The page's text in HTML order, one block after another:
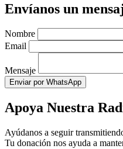
Envíanos un
Nombre
Email
Mensaje
Enviar por WhatsApp
Apoya Nuestra
Ayúdanos a seguir
Tu donación nos ayuda a